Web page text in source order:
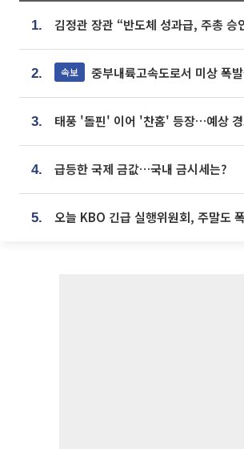
1.
2. 속보 중부내륙고속도로서 미상 폭
3.
4. 급등한 국제 금값…국내 금시세는?
5. 오늘 KBO 긴급 실행위원회, 주말도